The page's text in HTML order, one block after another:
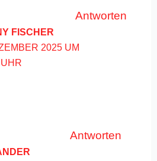
Antworten
FISCHER
2025 UM
Antworten